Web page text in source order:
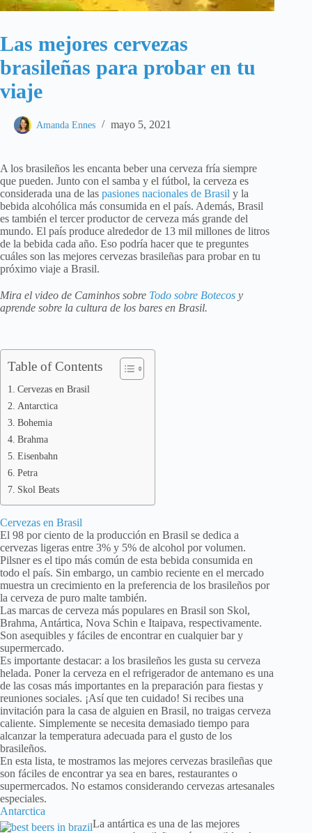
Las mejores cervezas
brasileñas para probar en tu
viaje
Amanda Ennes mayo 5, 2021
A los brasileños les encanta beber una cerveza fría siempre
que pueden. Junto con el samba y el fútbol, ​​la cerveza es
considerada una de las pasiones nacionales de Brasil y la
bebida alcohólica más consumida en el país. Además, Brasil
es también el tercer productor de cerveza más grande del
mundo. El país produce alrededor de 13 mil millones de litros
de la bebida cada año. Eso podría hacer que te preguntes
cuáles son las mejores cervezas brasileñas para probar en tu
próximo viaje a Brasil.
Mira el video de Caminhos sobre Todo sobre Botecos y
aprende sobre la cultura de los bares en Brasil.
Table of Contents
Cervezas en Brasil
Antarctica
Bohemia
Brahma
Eisenbahn
Petra
Skol Beats
Cervezas en Brasil
El 98 por ciento de la producción en Brasil se dedica a
cervezas ligeras entre 3% y 5% de alcohol por volumen.
Pilsner es el tipo más común de esta bebida consumida en
todo el país. Sin embargo, un cambio reciente en el mercado
muestra un crecimiento en la preferencia de los brasileños por
la cerveza de puro malte también.
Las marcas de cerveza más populares en Brasil son Skol,
Brahma, Antártica, Nova Schin e Itaipava, respectivamente.
Son asequibles y fáciles de encontrar en cualquier bar y
supermercado.
Es importante destacar: a los brasileños les gusta su cerveza
helada. Poner la cerveza en el refrigerador de antemano es una
de las cosas más importantes en la preparación para fiestas y
reuniones sociales. ¡Así que ten cuidado! Si recibes una
invitación para la casa de alguien en Brasil, no traigas cerveza
caliente. Simplemente se necesita demasiado tiempo para
alcanzar la temperatura adecuada para el gusto de los
brasileños.
En esta lista, te mostramos las mejores cervezas brasileñas que
son fáciles de encontrar ya sea en bares, restaurantes o
supermercados. No estamos considerando cervezas artesanales
especiales.
Antarctica
La antártica es una de las mejores